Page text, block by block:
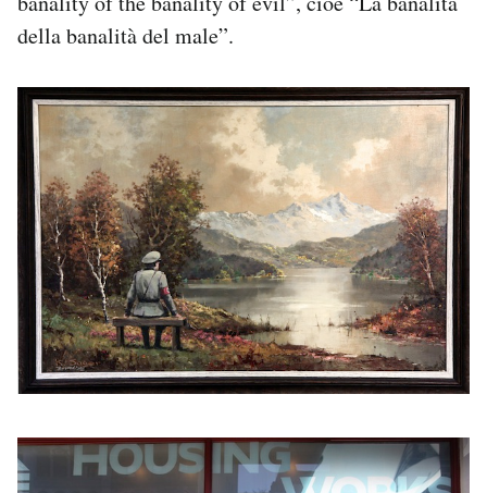
CALENDARIO
AREA PERSONALE
Area Personale
Newsletter
Notifiche mobile
Regala il Post
Hai bisogno di aiuto?
Esci
della banalità del male”.